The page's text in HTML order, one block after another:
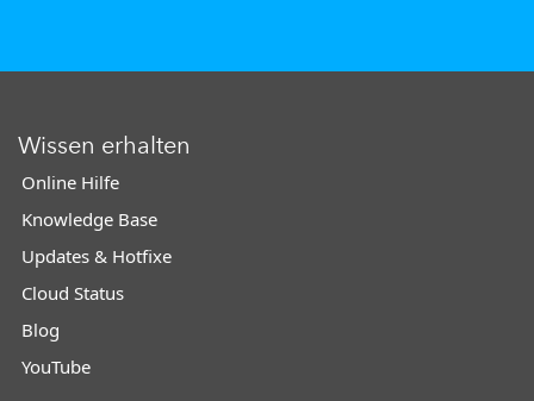
Wissen erhalten
Online Hilfe
Knowledge Base
Updates & Hotfixe
Cloud Status
Blog
YouTube